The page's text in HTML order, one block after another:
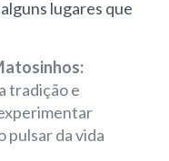
lugares que
tradição e
pulsar da vida